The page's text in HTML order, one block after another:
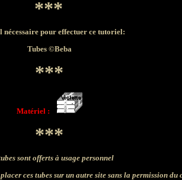
***
nécessaire pour effectuer ce tutoriel:
Tubes ©Beba
***
Matériel :
***
sont offerts à usage personnel
ces tubes sur un autre site sans la permission du